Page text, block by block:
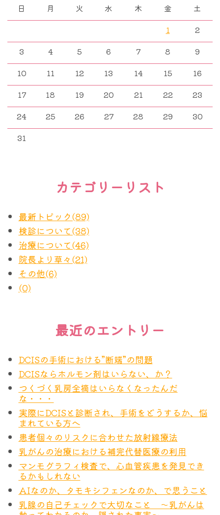
の治療において新しい治療法が見つかりました。会
場でスタンディングオベーション（みんなが席を立
って拍手をする）を受けた、素晴らしい研究につい
て少し触れてみたいと思います。
この研究は”HER2”蛋白と呼ばれるがん細胞の表面
に現れる特殊な蛋白に対する治療法についてのもの
ただある特定の遺伝子にエラーが生じることによっ
になったりする変化を起こします。
そしてそのエラーによっては、細胞表面に特殊な蛋
白が過剰に表れて、それが刺激を受けることによっ
てなおさら勢いをつけて増殖する、ということが起
こることがあります。HER2蛋白は代表的なその一
つです。
ハーセプチン®（トラスツズマブ）でした。
的として妨害し、増殖を抑えることができます。そ
して正常な細胞は基本このHER2蛋白をあまり出し
ていないので、ハーセプチンの影響を受けにくく、
そのため副作用が少ない、という画期的なことが起
こりました。分子標的薬剤、今までは毒をもって毒
を制す、のような抗がん剤から、ある特定の分子の
標的を”狙って”薬剤を開発し、がんを抑えることに
成功した最初の”大”成功例と言ってもいいかもしれ
ません。
ハーセプチンの大成功はこれまでの治療法を完全に
日 月 火 水 木 金
土
1
2
3
4 5 6 7 8
9
10
11 12 13 14 15
16
17
18 19 20 21 22
23
24
25 26 27 28 29
30
31
カテゴリーリスト
最新トピック(89)
検診について(38)
治療について(46)
院長より草々(21)
その他(6)
(0)
最近のエントリー
DCISの手術における”断端”の問題
DCISならホルモン剤はいらない、か？
つくづく乳房全摘はいらなくなったんだ
な・・・
実際にDCISと診断され、手術をどうするか、悩
まれている方へ
患者個々のリスクに合わせた放射線療法
乳がんの治療における補完代替医療の利用
マンモグラフィ検査で、心血管疾患を発見でき
るかもしれない
AIなのか、タモキシフェンなのか、で思うこと
乳腺の自己チェックで大切なこと ～乳がんは